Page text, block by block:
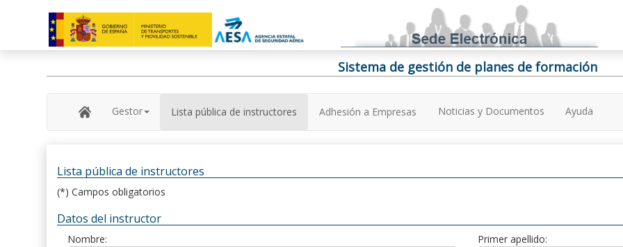
Sistema de gestión de planes de formación
Gestor Lista pública de instructores Adhesión a Empresas Noticias y Documentos Ayuda
Lista pública de instructores
(*) Campos obligatorios
Datos del instructor
Nombre: Primer apellido: